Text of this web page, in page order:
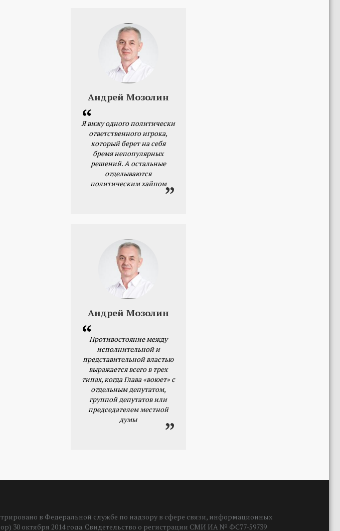
Андрей Мозолин
Я вижу одного политически
ответственного игрока,
который берет на себя
бремя непопулярных
решений. А остальные
отделываются
политическим хайпом
Андрей Мозолин
Противостояние между
исполнительной и
представительной властью
выражается всего в трех
типах, когда Глава «воюет» с
отдельным депутатом,
группой депутатов или
председателем местной
думы
в Федеральной службе по надзору в сфере связи, информационных
30 октября 2014 года. Свидетельство о регистрации СМИ ИА № ФС77-59739